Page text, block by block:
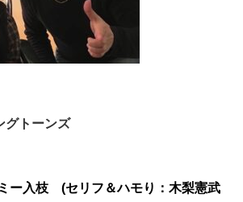
トーンズ
ー入枝 (セリフ＆ハモり：木梨憲武